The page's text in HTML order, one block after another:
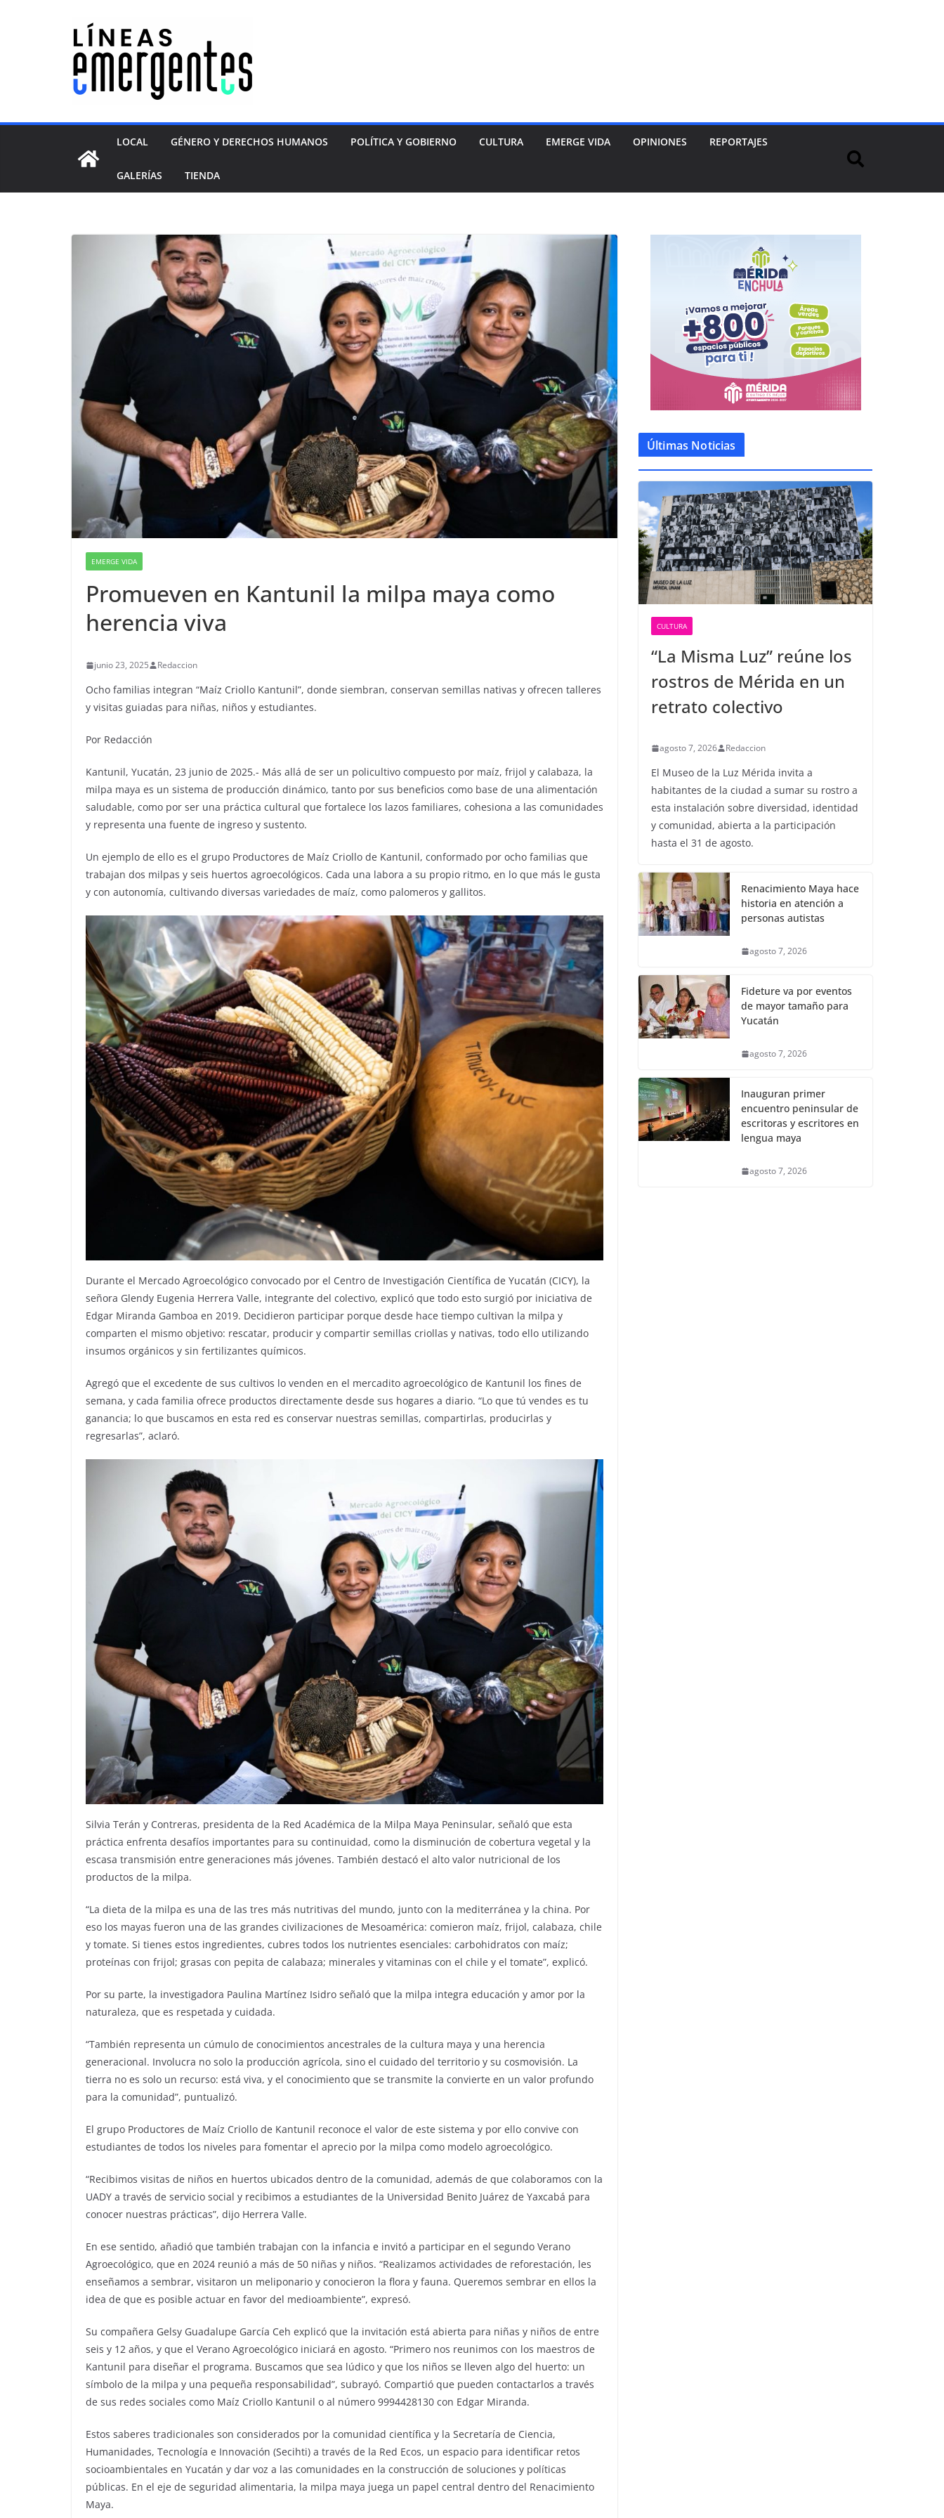
LOCAL GÉNERO Y DERECHOS HUMANOS POLÍTICA Y GOBIERNO CULTURA EMERGE VIDA OPINIONES REPORTAJES
GALERÍAS TIENDA
EMERGE VIDA
Promueven en Kantunil la milpa maya como
herencia viva
junio 23, 2025 Redaccion
Ocho familias integran “Maíz Criollo Kantunil”, donde siembran, conservan semillas nativas y ofrecen talleres
y visitas guiadas para niñas, niños y estudiantes.
Por Redacción
Kantunil, Yucatán, 23 junio de 2025.- Más allá de ser un policultivo compuesto por maíz, frijol y calabaza, la
milpa maya es un sistema de producción dinámico, tanto por sus beneficios como base de una alimentación
saludable, como por ser una práctica cultural que fortalece los lazos familiares, cohesiona a las comunidades
y representa una fuente de ingreso y sustento.
Un ejemplo de ello es el grupo Productores de Maíz Criollo de Kantunil, conformado por ocho familias que
trabajan dos milpas y seis huertos agroecológicos. Cada una labora a su propio ritmo, en lo que más le gusta
y con autonomía, cultivando diversas variedades de maíz, como palomeros y gallitos.
Durante el Mercado Agroecológico convocado por el Centro de Investigación Científica de Yucatán (CICY), la
señora Glendy Eugenia Herrera Valle, integrante del colectivo, explicó que todo esto surgió por iniciativa de
Edgar Miranda Gamboa en 2019. Decidieron participar porque desde hace tiempo cultivan la milpa y
comparten el mismo objetivo: rescatar, producir y compartir semillas criollas y nativas, todo ello utilizando
insumos orgánicos y sin fertilizantes químicos.
Agregó que el excedente de sus cultivos lo venden en el mercadito agroecológico de Kantunil los fines de
semana, y cada familia ofrece productos directamente desde sus hogares a diario. “Lo que tú vendes es tu
ganancia; lo que buscamos en esta red es conservar nuestras semillas, compartirlas, producirlas y
regresarlas”, aclaró.
Silvia Terán y Contreras, presidenta de la Red Académica de la Milpa Maya Peninsular, señaló que esta
práctica enfrenta desafíos importantes para su continuidad, como la disminución de cobertura vegetal y la
escasa transmisión entre generaciones más jóvenes. También destacó el alto valor nutricional de los
productos de la milpa.
“La dieta de la milpa es una de las tres más nutritivas del mundo, junto con la mediterránea y la china. Por
eso los mayas fueron una de las grandes civilizaciones de Mesoamérica: comieron maíz, frijol, calabaza, chile
y tomate. Si tienes estos ingredientes, cubres todos los nutrientes esenciales: carbohidratos con maíz;
proteínas con frijol; grasas con pepita de calabaza; minerales y vitaminas con el chile y el tomate”, explicó.
Por su parte, la investigadora Paulina Martínez Isidro señaló que la milpa integra educación y amor por la
naturaleza, que es respetada y cuidada.
“También representa un cúmulo de conocimientos ancestrales de la cultura maya y una herencia
generacional. Involucra no solo la producción agrícola, sino el cuidado del territorio y su cosmovisión. La
tierra no es solo un recurso: está viva, y el conocimiento que se transmite la convierte en un valor profundo
para la comunidad”, puntualizó.
El grupo Productores de Maíz Criollo de Kantunil reconoce el valor de este sistema y por ello convive con
estudiantes de todos los niveles para fomentar el aprecio por la milpa como modelo agroecológico.
“Recibimos visitas de niños en huertos ubicados dentro de la comunidad, además de que colaboramos con la
UADY a través de servicio social y recibimos a estudiantes de la Universidad Benito Juárez de Yaxcabá para
conocer nuestras prácticas”, dijo Herrera Valle.
En ese sentido, añadió que también trabajan con la infancia e invitó a participar en el segundo Verano
Agroecológico, que en 2024 reunió a más de 50 niñas y niños. “Realizamos actividades de reforestación, les
enseñamos a sembrar, visitaron un meliponario y conocieron la flora y fauna. Queremos sembrar en ellos la
idea de que es posible actuar en favor del medioambiente”, expresó.
Su compañera Gelsy Guadalupe García Ceh explicó que la invitación está abierta para niñas y niños de entre
seis y 12 años, y que el Verano Agroecológico iniciará en agosto. “Primero nos reunimos con los maestros de
Kantunil para diseñar el programa. Buscamos que sea lúdico y que los niños se lleven algo del huerto: un
símbolo de la milpa y una pequeña responsabilidad”, subrayó. Compartió que pueden contactarlos a través
de sus redes sociales como Maíz Criollo Kantunil o al número 9994428130 con Edgar Miranda.
Estos saberes tradicionales son considerados por la comunidad científica y la Secretaría de Ciencia,
Humanidades, Tecnología e Innovación (Secihti) a través de la Red Ecos, un espacio para identificar retos
socioambientales en Yucatán y dar voz a las comunidades en la construcción de soluciones y políticas
públicas. En el eje de seguridad alimentaria, la milpa maya juega un papel central dentro del Renacimiento
Maya.
Últimas Noticias
CULTURA
“La Misma Luz” reúne los
rostros de Mérida en un
retrato colectivo
agosto 7, 2026 Redaccion
El Museo de la Luz Mérida invita a
habitantes de la ciudad a sumar su rostro a
esta instalación sobre diversidad, identidad
y comunidad, abierta a la participación
hasta el 31 de agosto.
Renacimiento Maya hace
historia en atención a
personas autistas
agosto 7, 2026
Fideture va por eventos
de mayor tamaño para
Yucatán
agosto 7, 2026
Inauguran primer
encuentro peninsular de
escritoras y escritores en
lengua maya
agosto 7, 2026